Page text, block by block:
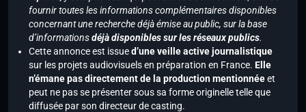
fournir toutes les informations complémentaires disponibles
concernant une recherche déjà émise au public, sur la base
d’informationsdéjà disponibles sur les réseaux publics.
Cette annonce est issued’une veille active journalistique
sur les projets audiovisuels en préparation en France. Elle
n’émane pas directement de la production mentionnéeet
peut ne pas se présenter sous sa forme originelle telle que
diffusée par son directeur de casting.